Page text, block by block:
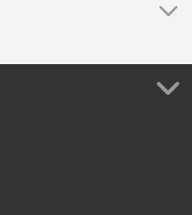
de Huentitán
+ Autobús
+ Visita a una